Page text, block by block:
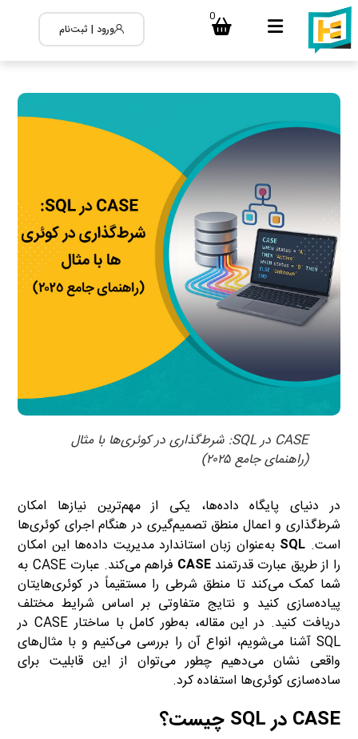
0
ورود | ثبت‌نام
CASE در SQL: شرط‌گذاری در کوئری‌ها با مثال
(راهنمای جامع ۲۰۲۵)
در دنیای پایگاه داده‌ها، یکی از مهم‌ترین نیازها امکان
شرط‌گذاری و اعمال منطق تصمیم‌گیری در هنگام اجرای کوئری‌ها
است. SQL به‌عنوان زبان استاندارد مدیریت داده‌ها این امکان
را از طریق عبارت قدرتمند CASE
فراهم می‌کند. عبارت CASE به
شما کمک می‌کند تا منطق شرطی را مستقیماً در کوئری‌هایتان
پیاده‌سازی کنید و نتایج متفاوتی بر اساس شرایط مختلف
دریافت کنید. در این مقاله، به‌طور کامل با ساختار CASE در
SQL آشنا می‌شویم، انواع آن را بررسی می‌کنیم و با مثال‌های
واقعی نشان می‌دهیم چطور می‌توان از این قابلیت برای
ساده‌سازی کوئری‌ها استفاده کرد.
CASE در SQL چیست؟